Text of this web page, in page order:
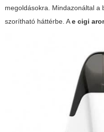
megoldásokra. Mindazonáltal a
szorítható háttérbe. Ae cigi